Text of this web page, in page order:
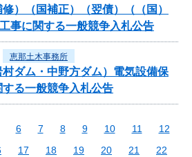
）（国補正）（翌債）（（国）
事に関する一般競争入札公告
恵那土木事務所
ダム・中野方ダム）電気設備保
る一般競争入札公告
6 7 8 9 10 11
12
17 18 19 20 21
22